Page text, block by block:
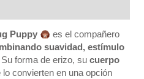
Puppy
es el compañero
suavidad, estímulo
Su forma de erizo, sucuerpo
lo convierten en una opción